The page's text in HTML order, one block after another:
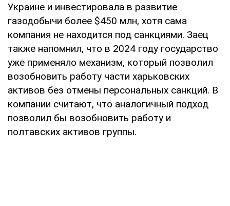
Украине и инвестировала в развитие
газодобычи более $450 млн, хотя сама
компания не находится под санкциями. Заец
также напомнил, что в 2024 году государство
уже применяло механизм, который позволил
возобновить работу части харьковских
активов без отмены персональных санкций. В
компании считают, что аналогичный подход
позволил бы возобновить работу и
полтавских активов группы.